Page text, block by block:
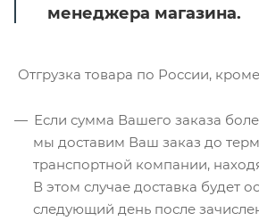
менеджера магазина.
Отгрузка товара по России,
Если сумма Вашего заказа
мы доставим Ваш заказ до
транспортной компании,
В этом случае доставка будет
следующий день после